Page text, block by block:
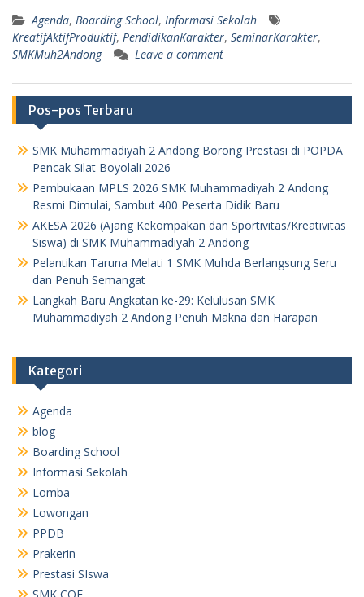
c
e
b
o
k
a
t
s
p
p
a
i
l
i
t
r
a
i
a
r
e
Agenda, Boarding School, Informasi Sekolah
KreatifAktifProduktif, PendidikanKarakter, SeminarKarakter,
SMKMuh2Andong
Leave a comment
Pos-pos Terbaru
SMK Muhammadiyah 2 Andong Borong Prestasi di POPDA
Pencak Silat Boyolali 2026
Pembukaan MPLS 2026 SMK Muhammadiyah 2 Andong
Resmi Dimulai, Sambut 400 Peserta Didik Baru
AKESA 2026 (Ajang Kekompakan dan Sportivitas/Kreativitas
Siswa) di SMK Muhammadiyah 2 Andong
Pelantikan Taruna Melati 1 SMK Muhda Berlangsung Seru
dan Penuh Semangat
Langkah Baru Angkatan ke-29: Kelulusan SMK
Muhammadiyah 2 Andong Penuh Makna dan Harapan
Kategori
Agenda
blog
Boarding School
Informasi Sekolah
Lomba
Lowongan
PPDB
Prakerin
Prestasi SIswa